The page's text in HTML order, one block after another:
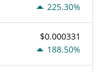
225.30%
$0.000331
188.50%